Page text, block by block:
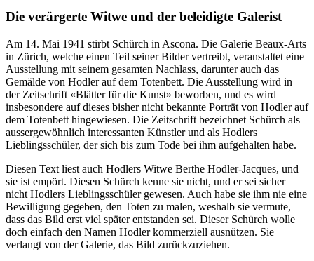
Die verärgerte Witwe und der beleidigte Galerist
Am 14. Mai 1941 stirbt Schürch in Ascona. Die Galerie Beaux-Arts
in Zürich, welche einen Teil seiner Bilder vertreibt, veranstaltet eine
Ausstellung mit seinem gesamten Nachlass, darunter auch das
Gemälde von Hodler auf dem Totenbett. Die Ausstellung wird in
der Zeitschrift «Blätter für die Kunst» beworben, und es wird
insbesondere auf dieses bisher nicht bekannte Porträt von Hodler auf
dem Totenbett hingewiesen. Die Zeitschrift bezeichnet Schürch als
aussergewöhnlich interessanten Künstler und als Hodlers
Lieblingsschüler, der sich bis zum Tode bei ihm aufgehalten habe.
Diesen Text liest auch Hodlers Witwe Berthe Hodler-Jacques, und
sie ist empört. Diesen Schürch kenne sie nicht, und er sei sicher
nicht Hodlers Lieblingsschüler gewesen. Auch habe sie ihm nie eine
Bewilligung gegeben, den Toten zu malen, weshalb sie vermute,
dass das Bild erst viel später entstanden sei. Dieser Schürch wolle
doch einfach den Namen Hodler kommerziell ausnützen. Sie
verlangt von der Galerie, das Bild zurückzuziehen.